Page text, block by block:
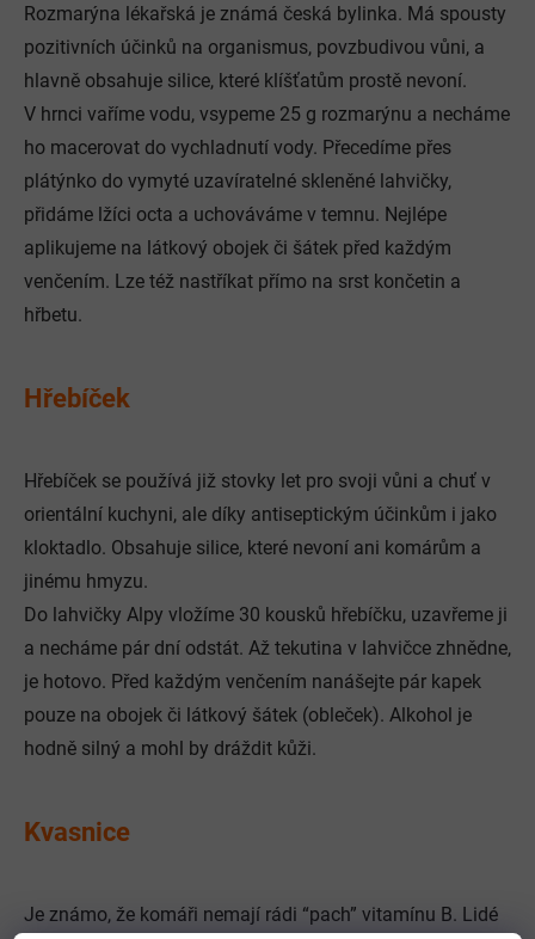
Rozmarýna lékařská je známá česká bylinka. Má spousty
pozitivních účinků na organismus, povzbudivou vůni, a
hlavně obsahuje silice, které klíšťatům prostě nevoní.
V hrnci vaříme vodu, vsypeme 25 g rozmarýnu a necháme
ho macerovat do vychladnutí vody. Přecedíme přes
plátýnko do vymyté uzavíratelné skleněné lahvičky,
přidáme lžíci octa a uchováváme v temnu. Nejlépe
aplikujeme na látkový obojek či šátek před každým
venčením. Lze též nastříkat přímo na srst končetin a
hřbetu.
Hřebíček
Hřebíček se používá již stovky let pro svoji vůni a chuť v
orientální kuchyni, ale díky antiseptickým účinkům i jako
kloktadlo. Obsahuje silice, které nevoní ani komárům a
jinému hmyzu.
Do lahvičky Alpy vložíme 30 kousků hřebíčku, uzavřeme ji
a necháme pár dní odstát. Až tekutina v lahvičce zhnědne,
je hotovo. Před každým venčením nanášejte pár kapek
pouze na obojek či látkový šátek (obleček). Alkohol je
hodně silný a mohl by dráždit kůži.
Kvasnice
Je známo, že komáři nemají rádi “pach” vitamínu B. Lidé